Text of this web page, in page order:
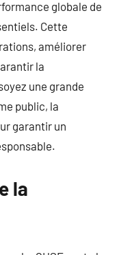
globale de
Cette
améliorer
la
une grande
public, la
garantir un
la